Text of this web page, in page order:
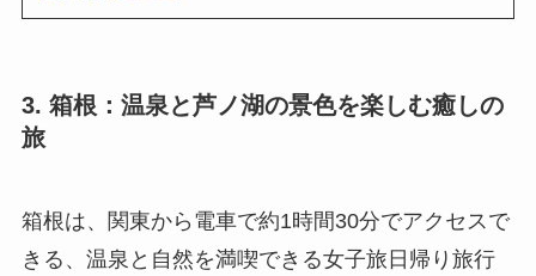
3. 箱根：温泉と芦ノ湖の景色を楽しむ癒しの
旅
箱根は、関東から電車で約1時間30分でアクセスで
きる、温泉と自然を満喫できる女子旅日帰り旅行